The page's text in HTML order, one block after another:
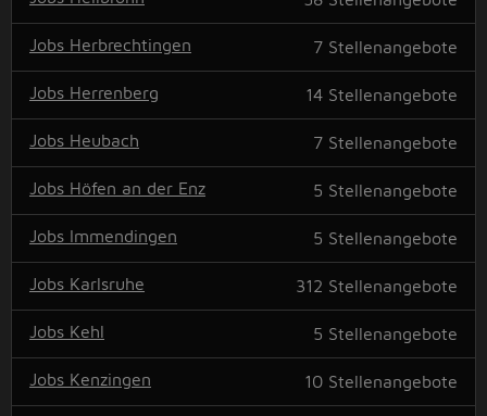
Jobs Herbrechtingen 7 Stellenangebote
Jobs Herrenberg 14 Stellenangebote
Jobs Heubach 7 Stellenangebote
Jobs Höfen an der Enz 5 Stellenangebote
Jobs Immendingen 5 Stellenangebote
Jobs Karlsruhe 312 Stellenangebote
Jobs Kehl 5 Stellenangebote
Jobs Kenzingen 10 Stellenangebote